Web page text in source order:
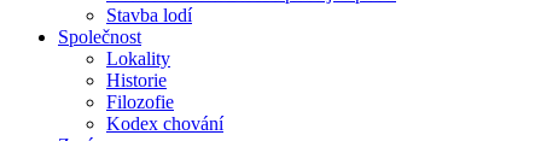
Stavba lodí
Společnost
Lokality
Historie
Filozofie
Kodex chování